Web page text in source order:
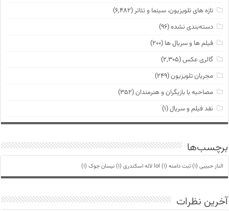
تازه های تلویزیون، سینما و تئاتر (۶,۴۸۲)
دسته‌بندی نشده(۹۶)
فیلم ها و سریال ها (۲۰۰)
گالری عکس(۲,۳۰۵)
مجریان تلویزیون(۲۴۹)
مصاحبه با بازیگران و هنرمندان(۳۵۲)
نقد فیلم و سریال(۱)
برچسب‌ها
الناز حبیبی (1) ثبت دامنه lol (1) لاله اسکندری (1) نیسان جوک (1)
آخرین نظرات